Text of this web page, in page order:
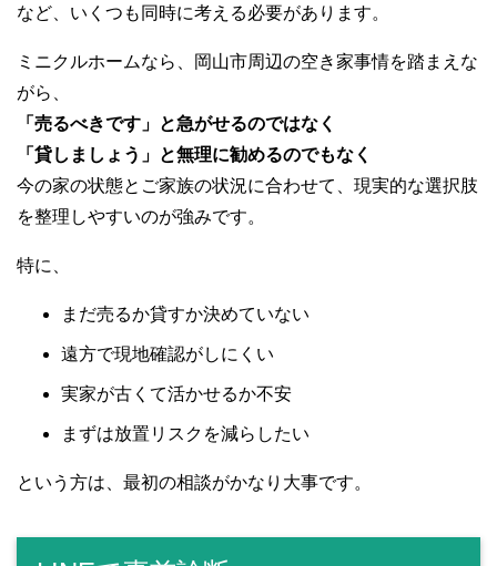
など、いくつも同時に考える必要があります。
ミニクルホームなら、岡山市周辺の空き家事情を踏まえな
がら、
「売るべきです」と急がせるのではなく
「貸しましょう」と無理に勧めるのでもなく
今の家の状態とご家族の状況に合わせて、現実的な選択肢
を整理しやすいのが強みです。
特に、
まだ売るか貸すか決めていない
遠方で現地確認がしにくい
実家が古くて活かせるか不安
まずは放置リスクを減らしたい
という方は、最初の相談がかなり大事です。